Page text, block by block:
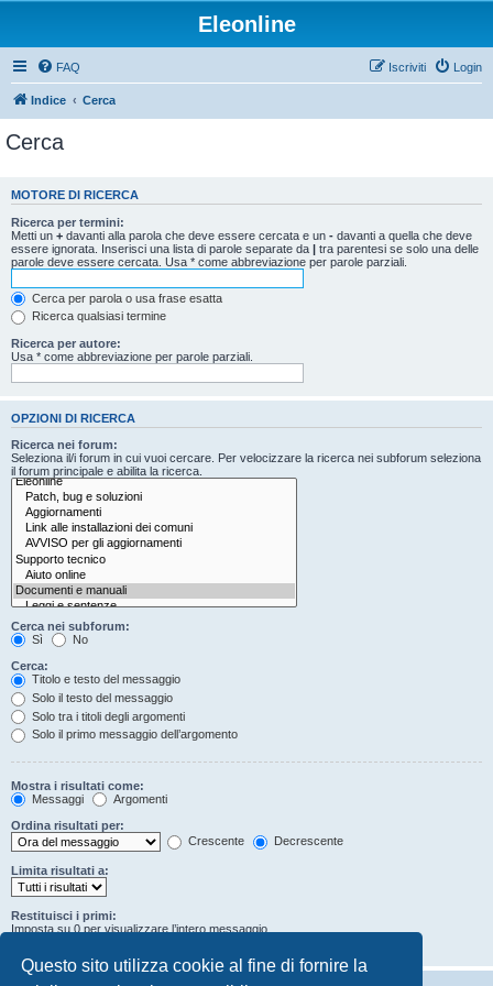
Questo sito utilizza cookie al fine di fornire la
Eleonline
FAQ Login
Iscriviti
Indice Cerca
Cerca
MOTORE DI RICERCA
Ricerca per termini:
Metti un + davanti alla parola che deve essere cercata e un - davanti a quella che deve
essere ignorata. Inserisci una lista di parole separate da | tra parentesi se solo una delle
parole deve essere cercata. Usa * come abbreviazione per parole parziali.
Cerca per parola o usa frase esatta
Ricerca qualsiasi termine
Ricerca per autore:
Usa * come abbreviazione per parole parziali.
OPZIONI DI RICERCA
Ricerca nei forum:
Seleziona il/i forum in cui vuoi cercare. Per velocizzare la ricerca nei subforum seleziona
il forum principale e abilita la ricerca.
Cerca nei subforum:
Sì
No
Cerca:
Titolo e testo del messaggio
Solo il testo del messaggio
Solo tra i titoli degli argomenti
Solo il primo messaggio dell’argomento
Mostra i risultati come:
Messaggi
Argomenti
Ordina risultati per:
Crescente
Decrescente
Limita risultati a:
Restituisci i primi:
Imposta su 0 per visualizzare l’intero messaggio.